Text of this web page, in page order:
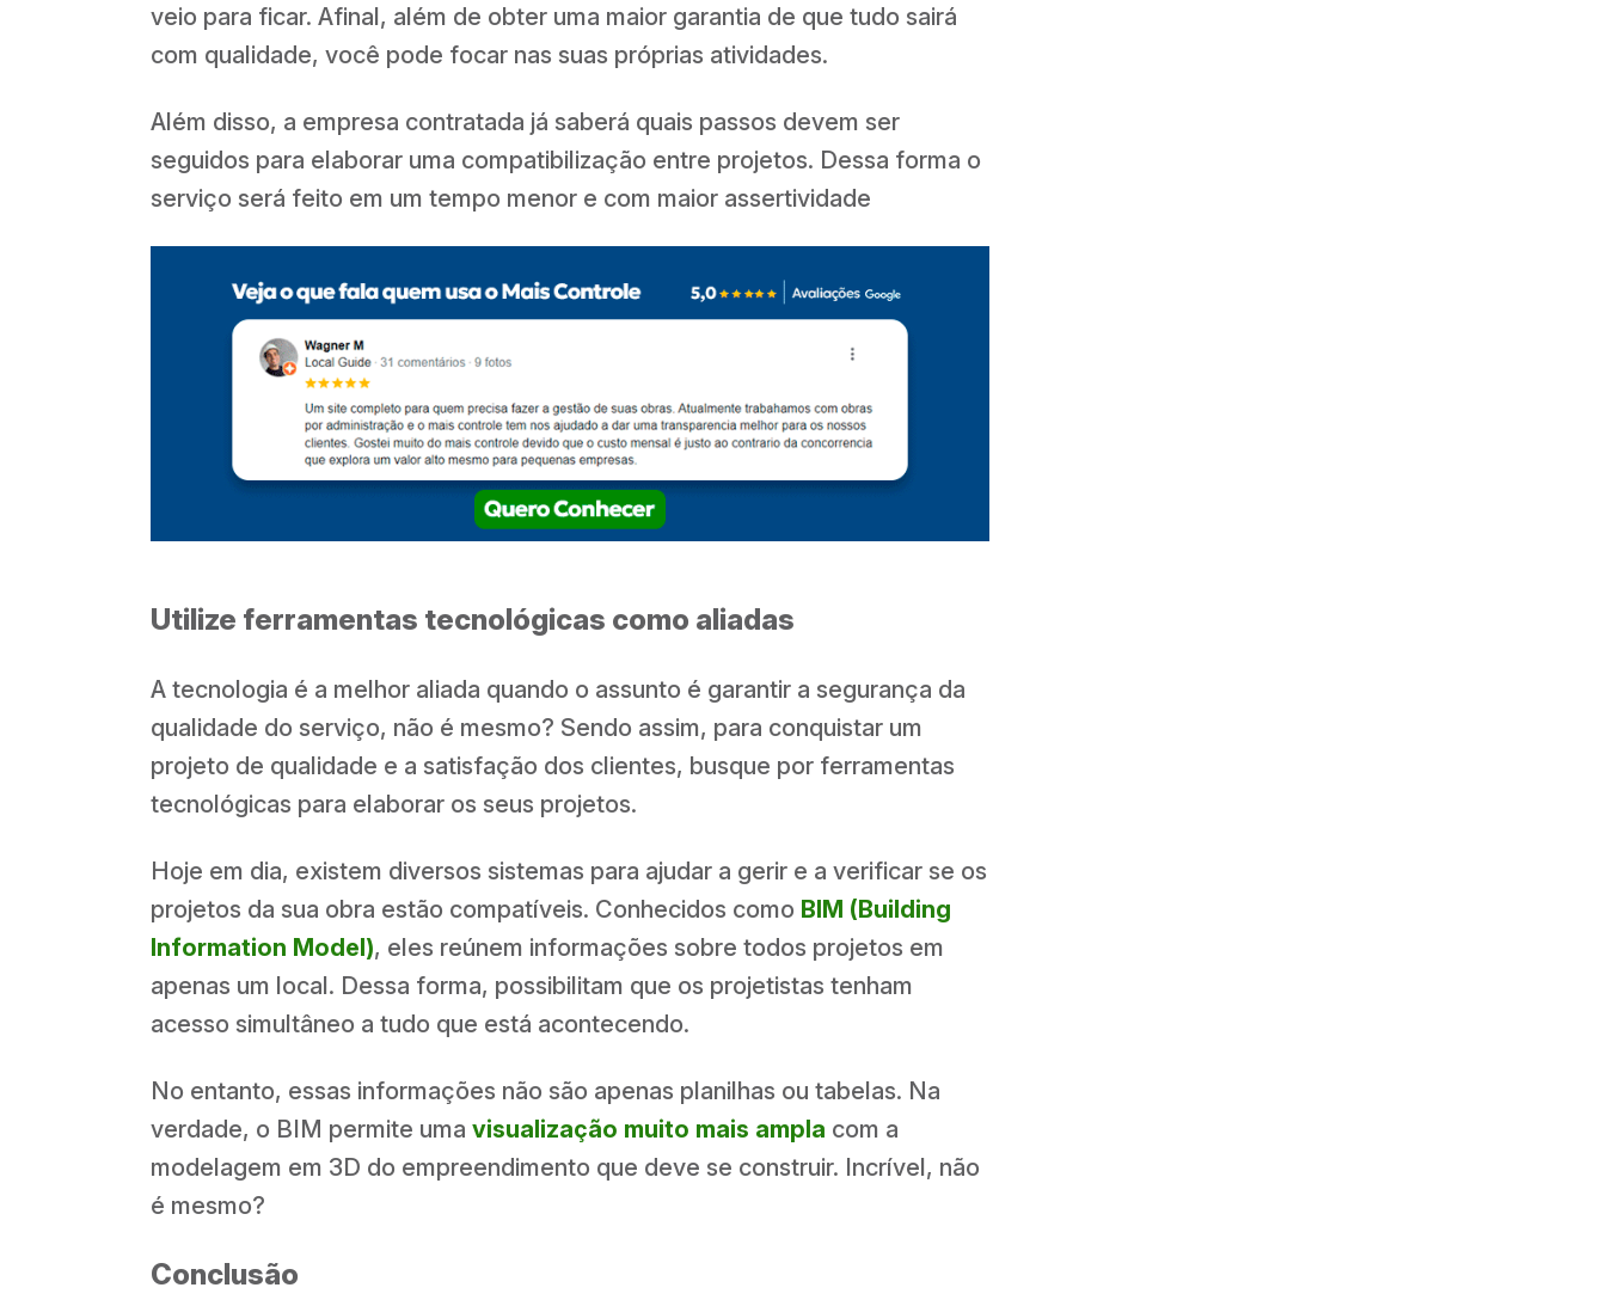
veio para ficar. Afinal, além de obter uma maior garantia de que tudo sairá
com qualidade, você pode focar nas suas próprias atividades.
Além disso, a empresa contratada já saberá quais passos devem ser
seguidos para elaborar uma compatibilização entre projetos. Dessa forma o
serviço será feito em um tempo menor e com maior assertividade
Utilize ferramentas tecnológicas como aliadas
A tecnologia é a melhor aliada quando o assunto é garantir a segurança da
qualidade do serviço, não é mesmo? Sendo assim, para conquistar um
projeto de qualidade e a satisfação dos clientes, busque por ferramentas
tecnológicas para elaborar os seus projetos.
Hoje em dia, existem diversos sistemas para ajudar a gerir e a verificar se os
projetos da sua obra estão compatíveis. Conhecidos como BIM (Building
Information Model), eles reúnem informações sobre todos projetos em
apenas um local. Dessa forma, possibilitam que os projetistas tenham
acesso simultâneo a tudo que está acontecendo.
No entanto, essas informações não são apenas planilhas ou tabelas. Na
verdade, o BIM permite uma visualização muito mais ampla com a
modelagem em 3D do empreendimento que deve se construir. Incrível, não
é mesmo?
Conclusão